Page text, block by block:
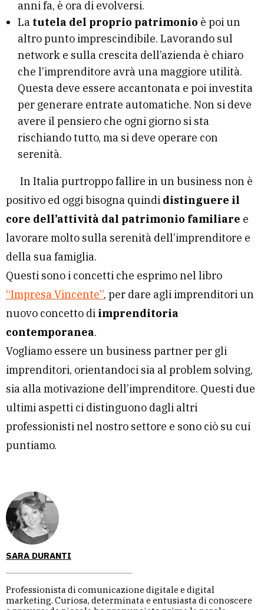
SARA DURANTI
Professionista di comunicazione digitale e digital
marketing. Curiosa, determinata e entusiasta di conoscere
anni fa, è ora di evolversi.
La tutela del proprio patrimonio è poi un
altro punto imprescindibile. Lavorando sul
network e sulla crescita dell’azienda è chiaro
che l’imprenditore avrà una maggiore utilità.
Questa deve essere accantonata e poi investita
per generare entrate automatiche. Non si deve
avere il pensiero che ogni giorno si sta
rischiando tutto, ma si deve operare con
serenità.
In Italia purtroppo fallire in un business non è
positivo ed oggi bisogna quindi distinguere il
core dell’attività dal patrimonio familiare e
lavorare molto sulla serenità dell’imprenditore e
della sua famiglia.
Questi sono i concetti che esprimo nel libro
“Impresa Vincente”, per dare agli imprenditori un
nuovo concetto di imprenditoria
contemporanea.
Vogliamo essere un business partner per gli
imprenditori, orientandoci sia al problem solving,
sia alla motivazione dell’imprenditore. Questi due
ultimi aspetti ci distinguono dagli altri
professionisti nel nostro settore e sono ciò su cui
puntiamo.